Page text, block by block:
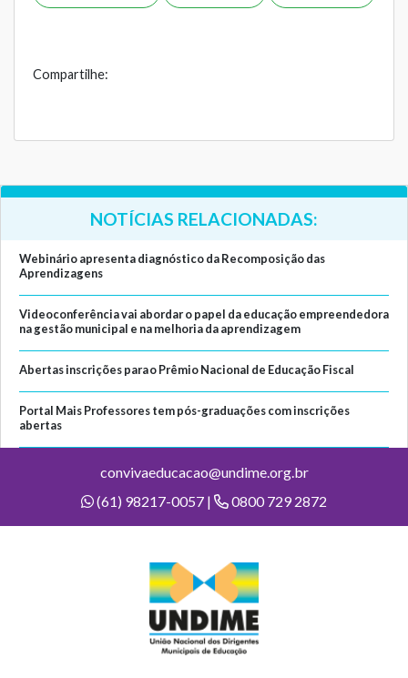
Compartilhe:
NOTÍCIAS RELACIONADAS:
Webinário apresenta diagnóstico da Recomposição das
Aprendizagens
Videoconferência vai abordar o papel da educação empreendedora
na gestão municipal e na melhoria da aprendizagem
Abertas inscrições para o Prêmio Nacional de Educação Fiscal
Portal Mais Professores tem pós-graduações com inscrições
abertas
convivaeducacao@undime.org.br
(61) 98217-0057 |
0800 729 2872